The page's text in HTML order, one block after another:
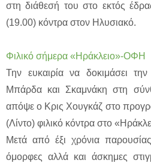
στη διάθεσή του στο εκτός
(19.00) κόντρα στον Ηλυσιακό.
Φιλικό σήμερα «Ηράκλειο»-ΟΦΗ
Την ευκαιρία να δοκιμάσει
Μπάρδα και Σκαμνάκη στη
απόψε ο Κρις Χουγκάζ στο
(Λίντο) φιλικό κόντρα στο
Μετά από έξι χρόνια
όμορφες αλλά και άσκημες